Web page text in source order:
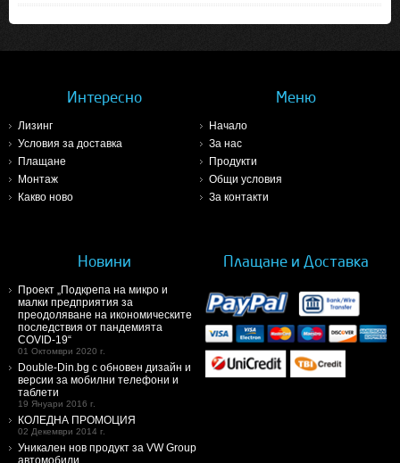
Интересно
Лизинг
Условия за доставка
Плащане
Монтаж
Какво ново
Меню
Начало
За нас
Продукти
Общи условия
За контакти
Новини
Проект „Подкрепа на микро и
малки предприятия за
преодоляване на икономическите
последствия от пандемията
COVID-19“
01 Октомври 2020 г.
Double-Din.bg с обновен дизайн и
версии за мобилни телефони и
таблети
19 Януари 2016 г.
КОЛЕДНА ПРОМОЦИЯ
02 Декември 2014 г.
Уникален нов продукт за VW Group
автомобили.
Плащане и Доставка